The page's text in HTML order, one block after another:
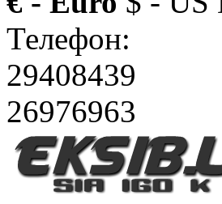
Телефон:
29408439
26976963